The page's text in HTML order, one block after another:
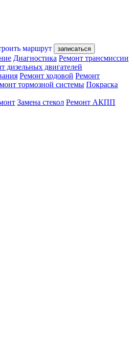
маршрут записаться
Диагностика Ремонт трансмиссии
дизельных двигателей
Ремонт ходовой Ремонт
тормозной системы Покраска
Замена стекол Ремонт АКПП